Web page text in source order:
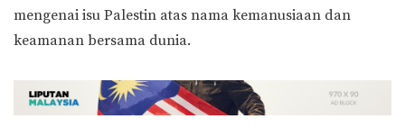
mengenai isu Palestin atas nama kemanusiaan dan
keamanan bersama dunia.